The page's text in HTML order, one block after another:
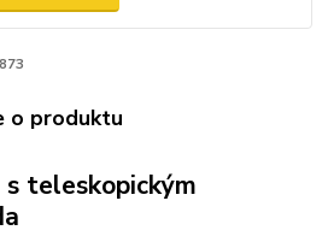
o produktu
teleskopickým